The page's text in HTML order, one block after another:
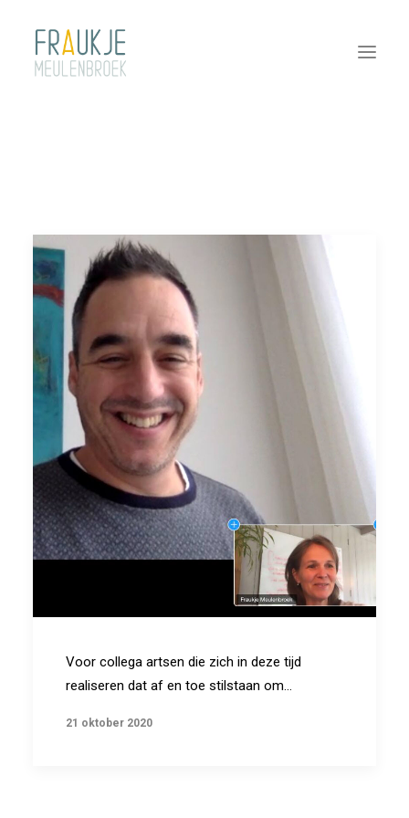
TEAMCOACHING
INTERVISIE | SUPERVISIE
NASCHOLINGEN
PRAKTISCH
CONTACT
OVER FRAUKJE
SEARCH
Voor collega artsen die zich in deze tijd
realiseren dat af en toe stilstaan om…
21 oktober 2020